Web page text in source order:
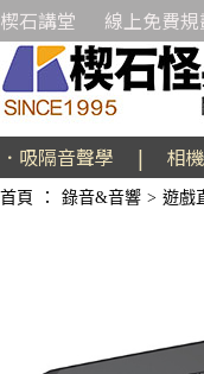
楔石講堂 線上免費規
．吸隔音聲學 | 相
首頁 ： 錄音&音響 > 遊戲